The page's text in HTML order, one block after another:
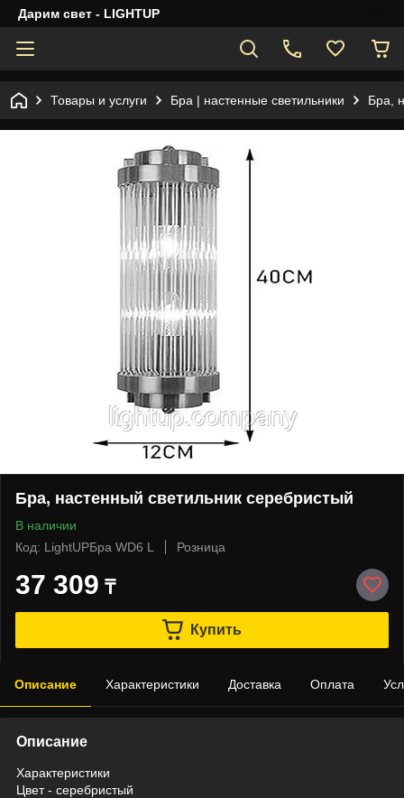
Дарим свет - LIGHTUP
Товары и услуги Бра | настенные светильники Бра,
Бра, настенный светильник серебристый
В наличии
Код: LightUPБра WD6 L
Розница
37 309 ₸
Купить
Описание Характеристики Доставка Оплата
Описание
Характеристики
Цвет - серебристый